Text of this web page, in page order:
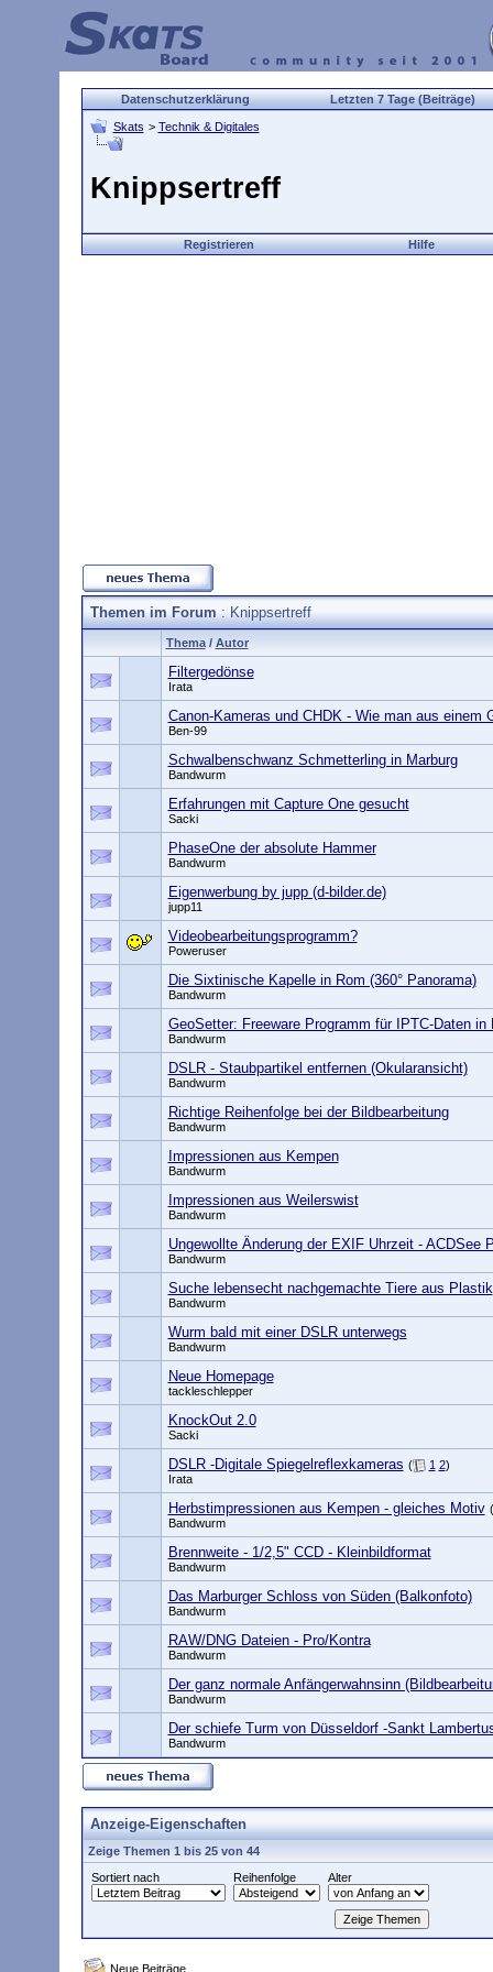
Datenschutzerklärung Letzten 7 Tage (Beiträge)
Skats > Technik & Digitales
Knippsertreff
Registrieren Hilfe
Themen im Forum: Knippsertreff
Thema/ Autor
Filtergedönse
Irata
Canon-Kameras und CHDK - Wie man aus einem
Ben-99
Schwalbenschwanz Schmetterling in Marburg
Bandwurm
Erfahrungen mit Capture One gesucht
Sacki
PhaseOne der absolute Hammer
Bandwurm
Eigenwerbung by jupp (d-bilder.de)
jupp11
Videobearbeitungsprogramm?
Poweruser
Die Sixtinische Kapelle in Rom (360° Panorama)
Bandwurm
GeoSetter: Freeware Programm für IPTC-Daten in
Bandwurm
DSLR - Staubpartikel entfernen (Okularansicht)
Bandwurm
Richtige Reihenfolge bei der Bildbearbeitung
Bandwurm
Impressionen aus Kempen
Bandwurm
Impressionen aus Weilerswist
Bandwurm
Ungewollte Änderung der EXIF Uhrzeit - ACDSee
Bandwurm
Suche lebensecht nachgemachte Tiere aus Plastik
Bandwurm
Wurm bald mit einer DSLR unterwegs
Bandwurm
Neue Homepage
tackleschlepper
KnockOut 2.0
Sacki
DSLR -Digitale Spiegelreflexkameras ( 1 2)
Irata
Herbstimpressionen aus Kempen - gleiches Motiv (
Bandwurm
Brennweite - 1/2,5" CCD - Kleinbildformat
Bandwurm
Das Marburger Schloss von Süden (Balkonfoto)
Bandwurm
RAW/DNG Dateien - Pro/Kontra
Bandwurm
Der ganz normale Anfängerwahnsinn
Bandwurm
Der schiefe Turm von Düsseldorf -Sankt
Bandwurm
Anzeige-Eigenschaften
Zeige Themen 1 bis 25 von 44
Sortiert nach
Reihenfolge Alter
Neue Beiträge